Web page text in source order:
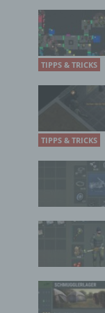
TIPPS & TRICKS
TIPPS & TRICKS